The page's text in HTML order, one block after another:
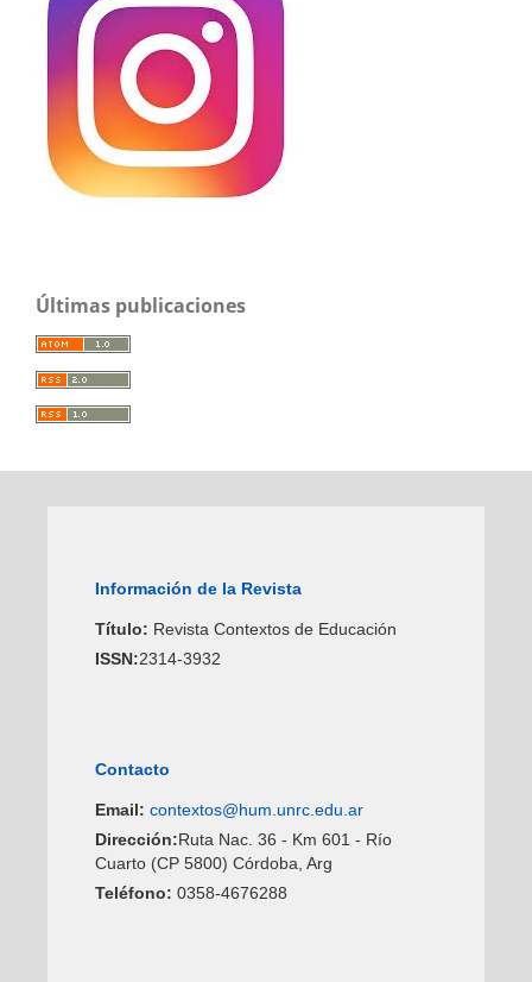
Últimas publicaciones
Información de la Revista
Título: Revista Contextos de Educación
ISSN:2314-3932
Contacto
Email: contextos@hum.unrc.edu.ar
Dirección:Ruta Nac. 36 - Km 601 - Río
Cuarto (CP 5800) Córdoba, Arg
Teléfono: 0358-4676288